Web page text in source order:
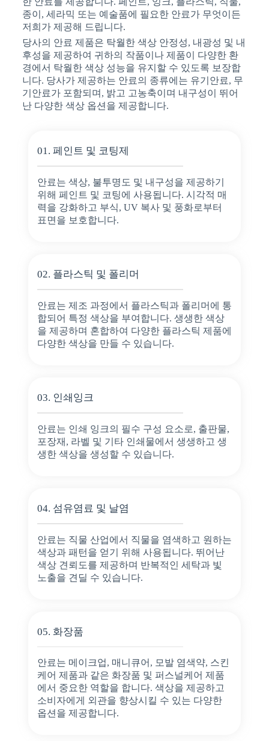
종이, 세라믹 또는 예술품에 필요한 안료가 무엇이든
저희가 제공해 드립니다.
당사의 안료 제품은 탁월한 색상 안정성, 내광성 및 내
후성을 제공하여 귀하의 작품이나 제품이 다양한 환
경에서 탁월한 색상 성능을 유지할 수 있도록 보장합
니다. 당사가 제공하는 안료의 종류에는 유기안료, 무
기안료가 포함되며, 밝고 고농축이며 내구성이 뛰어
난 다양한 색상 옵션을 제공합니다.
01. 페인트 및 코팅제
안료는 색상, 불투명도 및 내구성을 제공하기
위해 페인트 및 코팅에 사용됩니다. 시각적 매
력을 강화하고 부식, UV 복사 및 풍화로부터
표면을 보호합니다.
02. 플라스틱 및 폴리머
안료는 제조 과정에서 플라스틱과 폴리머에 통
합되어 특정 색상을 부여합니다. 생생한 색상
을 제공하며 혼합하여 다양한 플라스틱 제품에
다양한 색상을 만들 수 있습니다.
03. 인쇄잉크
안료는 인쇄 잉크의 필수 구성 요소로, 출판물,
포장재, 라벨 및 기타 인쇄물에서 생생하고 생
생한 색상을 생성할 수 있습니다.
04. 섬유염료 및 날염
안료는 직물 산업에서 직물을 염색하고 원하는
색상과 패턴을 얻기 위해 사용됩니다. 뛰어난
색상 견뢰도를 제공하며 반복적인 세탁과 빛
노출을 견딜 수 있습니다.
05. 화장품
안료는 메이크업, 매니큐어, 모발 염색약, 스킨
케어 제품과 같은 화장품 및 퍼스널케어 제품
에서 중요한 역할을 합니다. 색상을 제공하고
소비자에게 외관을 향상시킬 수 있는 다양한
옵션을 제공합니다.